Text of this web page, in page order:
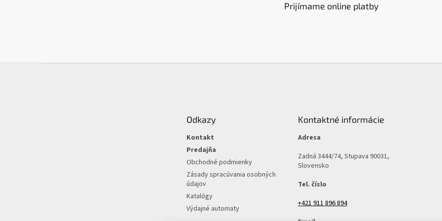
Prijímame online platby
Odkazy
Kontakt
Predajňa
Obchodné podmienky
Zásady spracúvania osobných
údajov
Katalógy
Výdajné automaty
Kontaktné informácie
Adresa
Zadná 3444/74, Stupava 90031,
Slovensko
Tel. číslo
+421 911 896 894